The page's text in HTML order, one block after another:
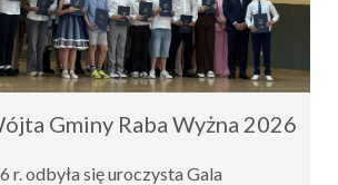
Gminy Raba Wyżna 2026
r. odbyła się uroczysta Gala